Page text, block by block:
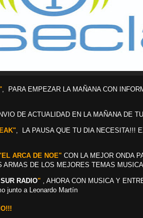
, PARA EMPEZAR LA MAÑANA CON
DE ACTUALIDAD EN LA MAÑANA DE
, LA PAUSA QUE TU DIA NECESITA!!!
ARCA DE NOE" CON LA MEJOR ONDA
ARMAS DE LOS MEJORES TEMAS
RADIO" , AHORA CON MUSICA Y
junto a Leonardo Martín